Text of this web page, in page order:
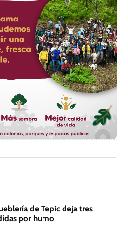
de Tepic deja tres
por humo